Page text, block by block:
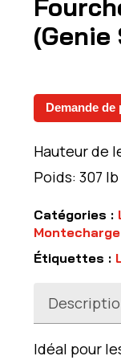
(Genie
Demande
Hauteur de
Poids: 307 lb
Catégories :
Étiquettes :
Idéal pour